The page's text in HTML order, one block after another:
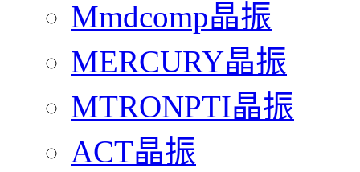
Mmdcomp晶振
MERCURY晶振
MTRONPTI晶振
ACT晶振